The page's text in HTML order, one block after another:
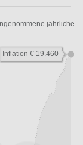
jährliche…
Inflation € 19.460